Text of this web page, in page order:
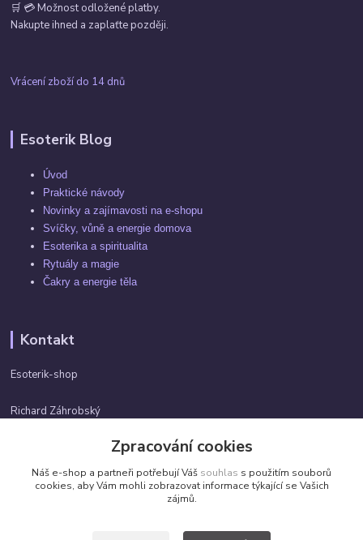
🛒 💳 Možnost odložené platby.
Nakupte ihned a zaplaťte později.
Vrácení zboží do 14 dnů
Esoterik Blog
Úvod
Praktické návody
Novinky a zajímavosti na e-shopu
Svíčky, vůně a energie domova
Esoterika a spiritualita
Rytuály a magie
Čakry a energie těla
Kontakt
Esoterik-shop
Richard Záhrobský
info@esoterik-shop.cz
Zpracování cookies
Náš e-shop a partneři potřebují Váš souhlas s použitím souborů
cookies, aby Vám mohli zobrazovat informace týkající se Vašich
zájmů.